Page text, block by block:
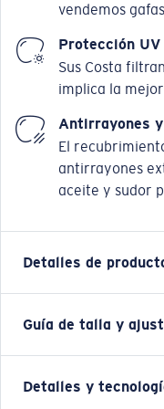
vendemos
Protección
Sus Costa
implica la
Antirrayones
El
antirrayones
aceite y sudor
Detalles de
El pez espada,
mundo. Las gafas
Guía de talla y
Detalles y